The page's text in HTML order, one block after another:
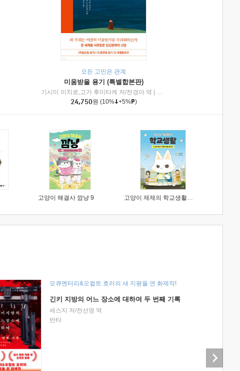
| 제이브리즈북스
모든 고민은 관계
미움받을 용기 (특별합본판)
기시미 이치로,고가 후미타케 저/전경아 역
인플루엔셜
24,750원 (10% +5% )
고양이 해결사 깜냥 9 고양이 제제의 학교생활 1 : 초등학생이 이렇게 힘들 줄이야
모큐멘터리&오컬트 호러의 새 지평을 연 화제작!
긴키 지방의 어느 장소에 대하여 두 번째 기록
세스지 저/전선영 역
반타